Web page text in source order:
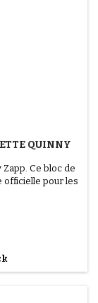
QUINNY
Ce bloc de
officielle pour les
remplacer une
maniabilité
Compatible